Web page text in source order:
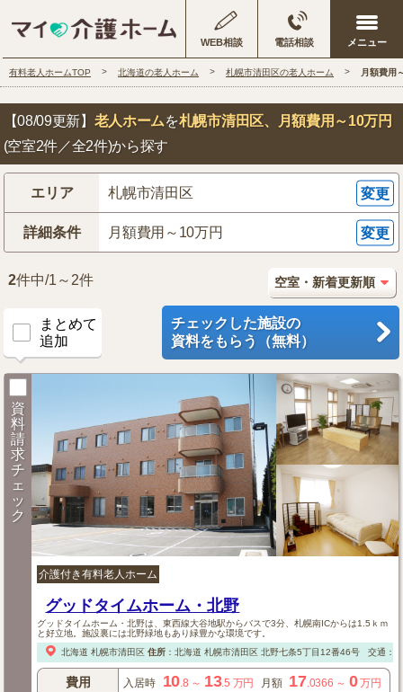
WEB相談 電話相談
有料老人ホームTOP 北海道の老人ホーム 札幌市清田区の老人ホーム 月額費用
【08/09更新】 老人ホームを札幌市清田区、月額費用～10万円
(空室2件／全2件)から探す
エリア 札幌市清田区 変更
詳細条件 月額費用～10万円 変更
2件中/1～2件
まとめて
追加
チェックした施設の
資料をもらう（無料）
資
料
請
求
チ
ェ
ッ
ク
介護付き有料老人ホーム
グッドタイムホーム・北野
グッドタイムホーム・北野は、東西線大谷地駅からバスで3分、札幌南ICからは1.5ｋｍ
と好立地。施設裏には北野緑地もあり緑豊かな環境です。
北海道 札幌市清田区 住所： 北海道 札幌市清田区北野七条5丁目12番46号 交通：
費用 入居時 10.8 ～ 13.5 万円 月額 17.0366 ～ 0万円